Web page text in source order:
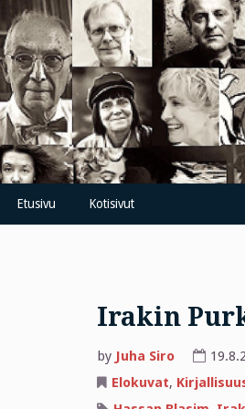
Skip
to
content
Etusivu Kotisivut
Irakin
by Juha Siro
Elokuvat,